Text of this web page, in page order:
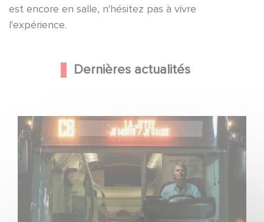
est encore en salle, n'hésitez pas à vivre
l'expérience.
Dernières actualités
Une date de sortie pour le nouveau film de Franck
Dubosc